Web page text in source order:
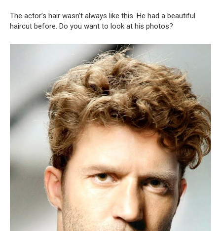
The actor’s hair wasn’t always like this. He had a beautiful
haircut before. Do you want to look at his photos?